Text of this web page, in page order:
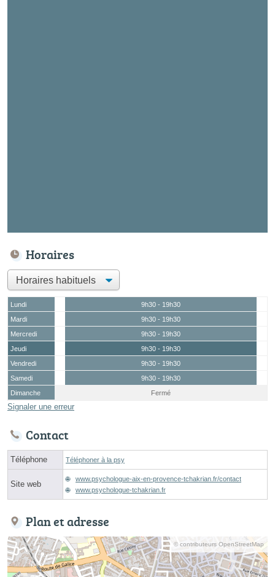
Horaires
Lundi
9h30 - 19h30
Mardi
9h30 - 19h30
Mercredi
9h30 - 19h30
Jeudi
9h30 - 19h30
Vendredi
9h30 - 19h30
Samedi
9h30 - 19h30
Dimanche
Fermé
Signaler une erreur
Contact
Téléphone Téléphoner à la psy
Site web
www.psychologue-aix-en-provence-tchakrian.fr/contact
www.psychologue-tchakrian.fr
Plan et adresse
© contributeurs OpenStreetMap